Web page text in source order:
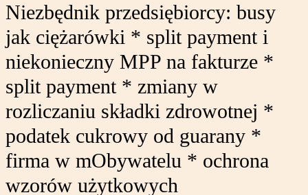
Niezbędnik przedsiębiorcy: busy
jak ciężarówki * split payment i
niekonieczny MPP na fakturze *
split payment * zmiany w
rozliczaniu składki zdrowotnej *
podatek cukrowy od guarany *
firma w mObywatelu * ochrona
wzorów użytkowych